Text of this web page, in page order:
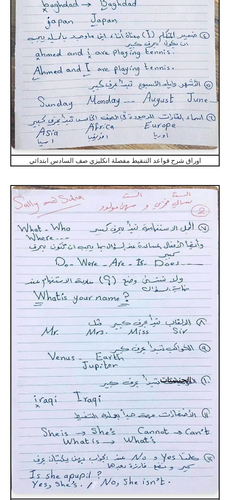
اوراق شرح قواعد التنقيط مفصلة انكليزي صف السادس ابتدائي